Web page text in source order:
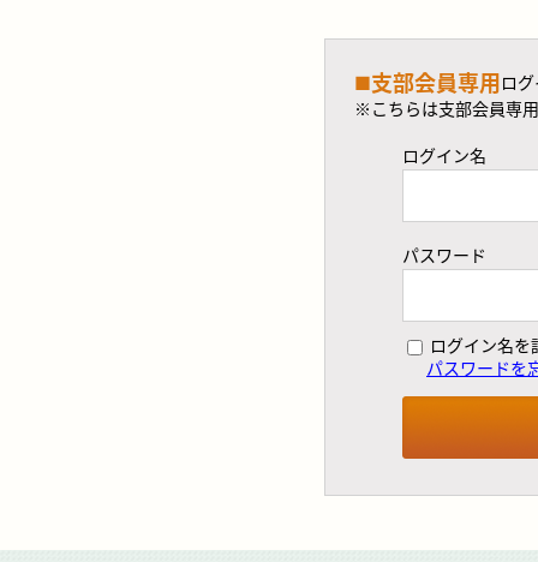
■支部会員専用ロ
※こちらは支部会員専
ログイン名
パスワード
ログイン名を
パスワードを